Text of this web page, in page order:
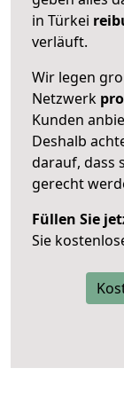
in Türkei
verläuft.
Wir legen
Netzwerk
Kunden
Deshalb
darauf, dass
gerecht
Füllen Sie
Sie